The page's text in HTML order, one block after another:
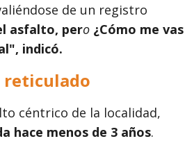
de un registro
asfalto, pero ¿Cómo me vas
indicó.
reticulado
céntrico de la localidad,
hace menos de 3 años.